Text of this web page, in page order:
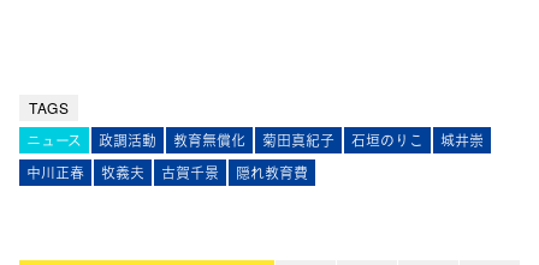
TAGS
ニュース 政調活動 教育無償化 菊田真紀子 石垣のりこ
城井崇
中川正春
牧義夫 古賀千景 隠れ教育費